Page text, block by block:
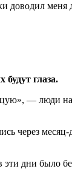
доводил меня
глаза.
— люди
через месяц-
эти дни было